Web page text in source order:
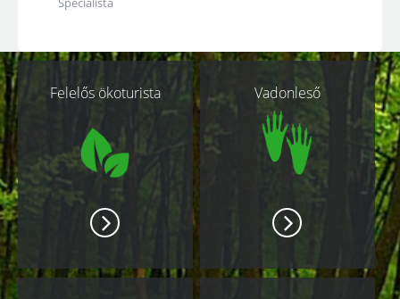
Kapcsolódó
oldalakFelelős ökoturista Vadonleső